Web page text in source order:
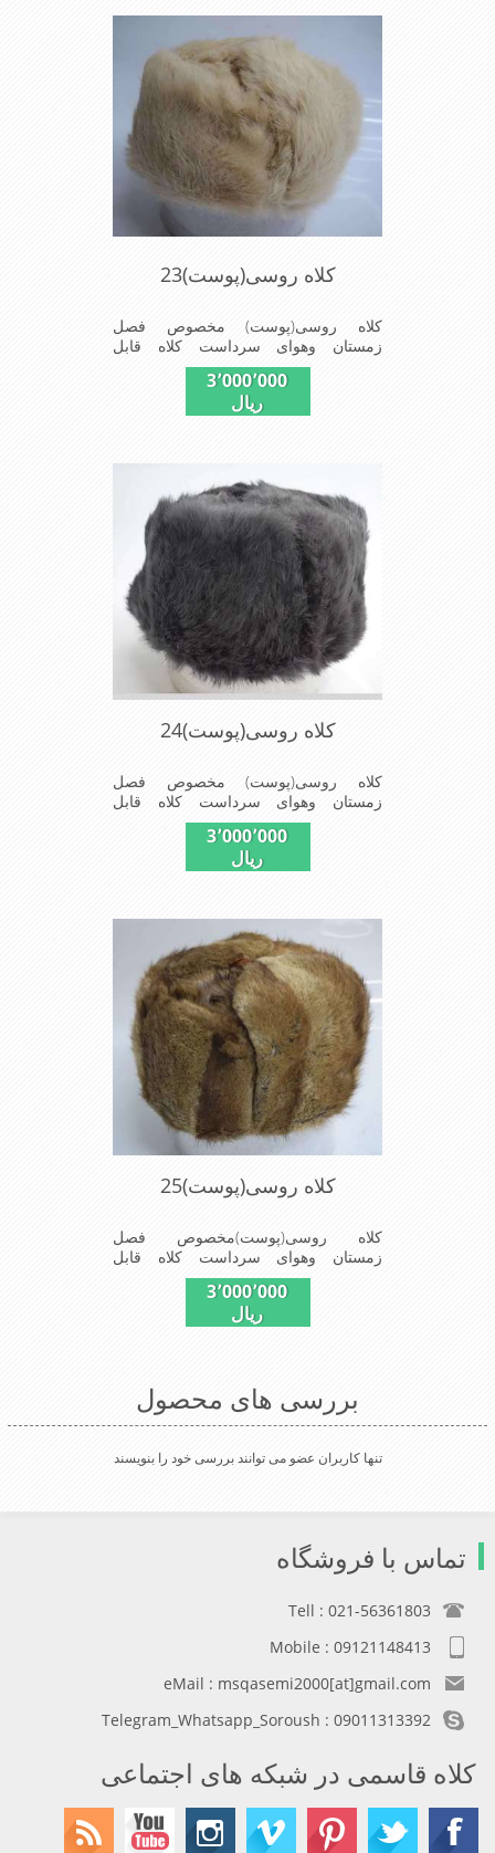
تمامی سروپشت گردن روگرم نگاه می
کلاه روسی(پوست)23
کلاه روسی(پوست) مخصوص فصل
زمستان وهوای سرداست کلاه قابل
استفاده درسایزهای 58-59می باشد(فری
سایز)وجنس این کلاه ازپوست طبیی(خَز)
تهیه شده است وآستری آن ازجنس ساتن
دلیل به راحتی درسوزهای سردزمستانی
تمامی سروپشت گردن روگرم نگاه می
دارد
3٬000٬000
ریال
کلاه روسی(پوست)24
کلاه روسی(پوست) مخصوص فصل
زمستان وهوای سرداست کلاه قابل
استفاده درسایزهای 58-59می باشد(فری
سایز)وجنس این کلاه ازپوست طبیی(خَز)
تهیه شده است وآستری آن ازجنس ساتن
دلیل به راحتی درسوزهای سردزمستانی
تمامی سروپشت گردن روگرم نگاه می
3٬000٬000
ریال
کلاه روسی(پوست)25
کلاه روسی(پوست)مخصوص فصل
زمستان وهوای سرداست کلاه قابل
استفاده درسایزهای58-59می باشد(فری
سایز)وجنس این کلاه ازپوست
طبیی(خَز)تهیه شده است وآستری آن
سردزمستانی تمامی سروپشت گردن
روگرم نگاه می دارد
3٬000٬000
ریال
بررسی های محصول
تنها کاربران عضو می توانند بررسی خود را بنویسند
تماس با فروشگاه
Tell : 021-56361803
Mobile : 09121148413
eMail : msqasemi2000[at]gmail.com
Telegram_Whatsapp_Soroush : 09011313392
کلاه قاسمی در شبکه های اجتماعی